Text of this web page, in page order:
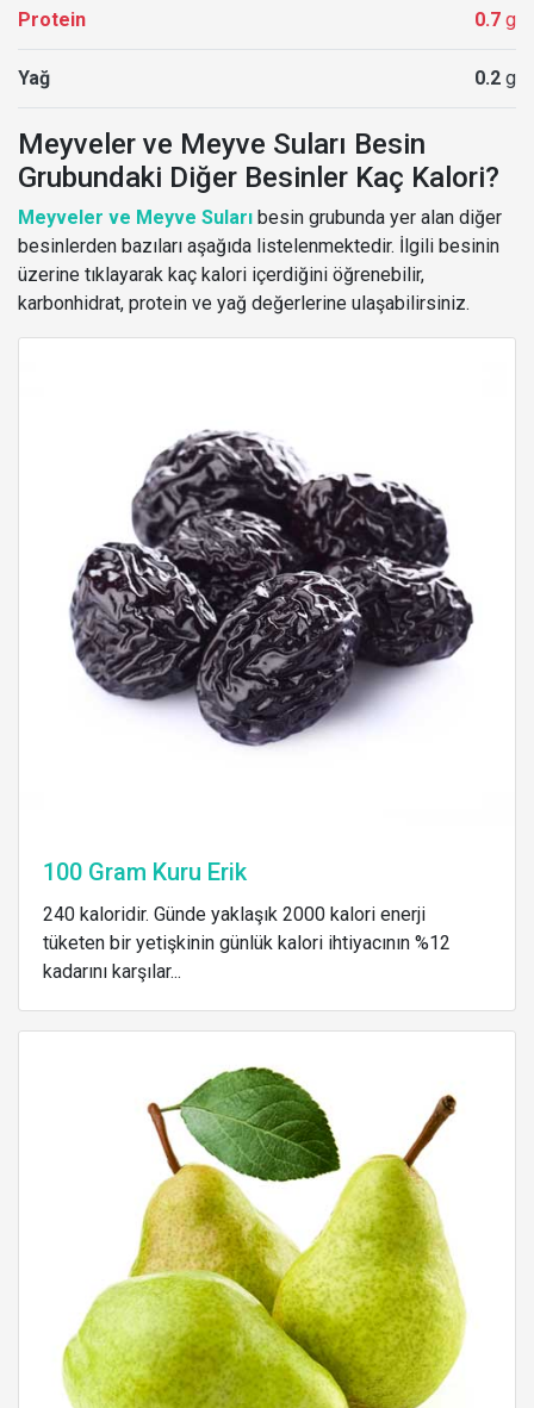
Protein 0.7 g
Yağ 0.2 g
Meyveler ve Meyve Suları Besin
Grubundaki Diğer Besinler Kaç Kalori?
Meyveler ve Meyve Suları besin grubunda yer alan diğer
besinlerden bazıları aşağıda listelenmektedir. İlgili besinin
üzerine tıklayarak kaç kalori içerdiğini öğrenebilir,
karbonhidrat, protein ve yağ değerlerine ulaşabilirsiniz.
100 Gram Kuru Erik
240 kaloridir. Günde yaklaşık 2000 kalori enerji
tüketen bir yetişkinin günlük kalori ihtiyacının %12
kadarını karşılar...